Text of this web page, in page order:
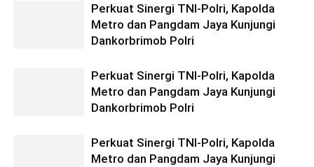
Perkuat Sinergi TNI-Polri, Kapolda
Metro dan Pangdam Jaya Kunjungi
Dankorbrimob Polri
Perkuat Sinergi TNI-Polri, Kapolda
Metro dan Pangdam Jaya Kunjungi
Dankorbrimob Polri
Perkuat Sinergi TNI-Polri, Kapolda
Metro dan Pangdam Jaya Kunjungi